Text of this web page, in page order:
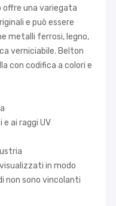
offre una variegata
e può essere
metalli ferrosi, legno,
verniciabile. Belton
con codifica a colori e
ai raggi UV
in modo
non sono vincolanti